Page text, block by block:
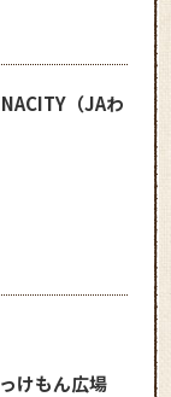
（JAわ
けもん広場